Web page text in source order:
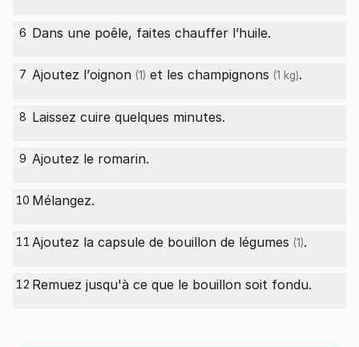
6 Dans une poêle, faites chauffer l’huile.
7 Ajoutez l’oignon (1) et les champignons (1 kg).
8 Laissez cuire quelques minutes.
9 Ajoutez le romarin.
10 Mélangez.
11 Ajoutez la capsule de bouillon de légumes (1).
12 Remuez jusqu'à ce que le bouillon soit fondu.